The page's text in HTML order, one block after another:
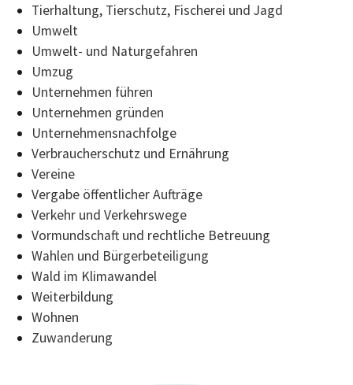
Tierhaltung, Tierschutz, Fischerei und Jagd
Umwelt
Umwelt- und Naturgefahren
Umzug
Unternehmen führen
Unternehmen gründen
Unternehmensnachfolge
Verbraucherschutz und Ernährung
Vereine
Vergabe öffentlicher Aufträge
Verkehr und Verkehrswege
Vormundschaft und rechtliche Betreuung
Wahlen und Bürgerbeteiligung
Wald im Klimawandel
Weiterbildung
Wohnen
Zuwanderung